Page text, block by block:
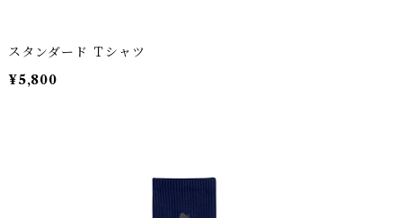
スタンダード Ｔシャツ
¥5,800